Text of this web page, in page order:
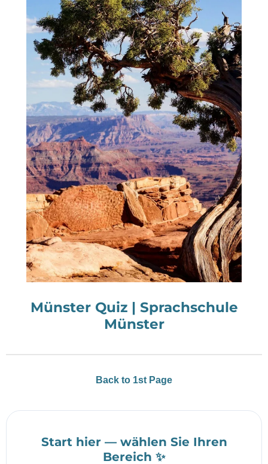
Münster Quiz | Sprachschule
Münster
Back to 1st Page
Start hier — wählen Sie Ihren
Bereich ✨